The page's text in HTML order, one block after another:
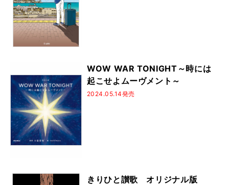
WOW WAR TONIGHT～時には
起こせよムーヴメント～
2024.05.14発売
きりひと讃歌 オリジナル版